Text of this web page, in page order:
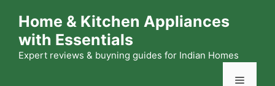
content
Home & Kitchen Appliances
with Essentials
Expert reviews & buyning guides for Indian Homes
Menu